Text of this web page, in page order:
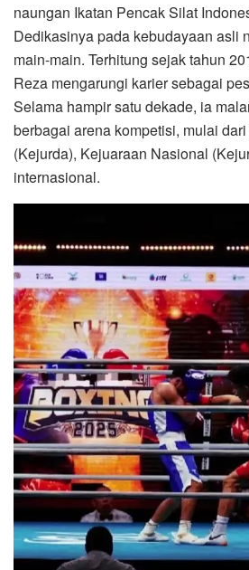
naungan Ikatan Pencak Silat
Dedikasinya pada kebudayaan asli
main-main. Terhitung sejak tahun
Reza mengarungi karier sebagai
Selama hampir satu dekade, ia
berbagai arena kompetisi, mulai
(Kejurda), Kejuaraan Nasional
internasional.